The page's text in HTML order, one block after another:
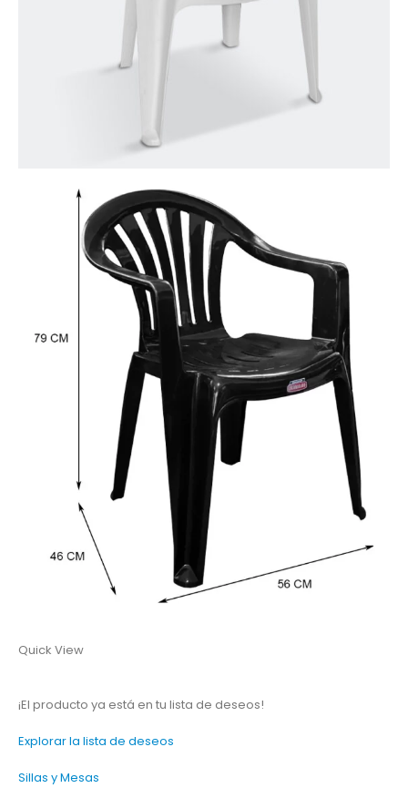
Quick View
¡El producto ya está en tu lista de deseos!
Explorar la lista de deseos
Sillas y Mesas